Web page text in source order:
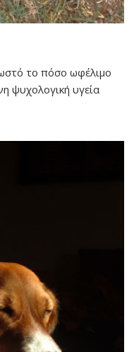
το πόσο ωφέλιμο
ψυχολογική υγεία